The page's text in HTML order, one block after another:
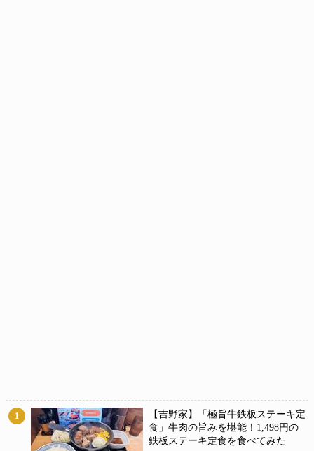
1
【吉野家】「極旨牛鉄板ステーキ定
食」牛肉の旨みを堪能！1,498円の
鉄板ステーキ定食を食べてみた